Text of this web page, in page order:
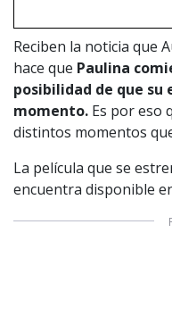
Reciben la noticia que
hace que Paulina
posibilidad de que su
momento. Es por eso
distintos momentos
La película que se
encuentra disponible